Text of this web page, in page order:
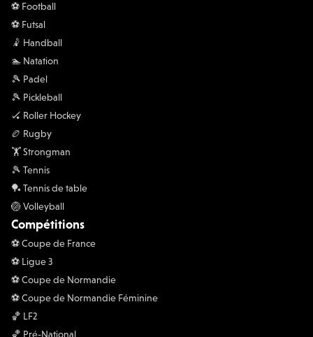
⚽️ Football
⚽️ Futsal
🤾 Handball
🏊 Natation
🎾 Padel
🎾 Pickleball
🏑 Roller Hockey
🏉 Rugby
🏋 Strongman
🎾 Tennis
🏓 Tennis de table
🏐 Volleyball
Compétitions
⚽️ Coupe de France
⚽️ Ligue 3
⚽️ Coupe de Normandie
⚽️ Coupe de Normandie Féminine
🏀 LF2
🏀 Pré-National